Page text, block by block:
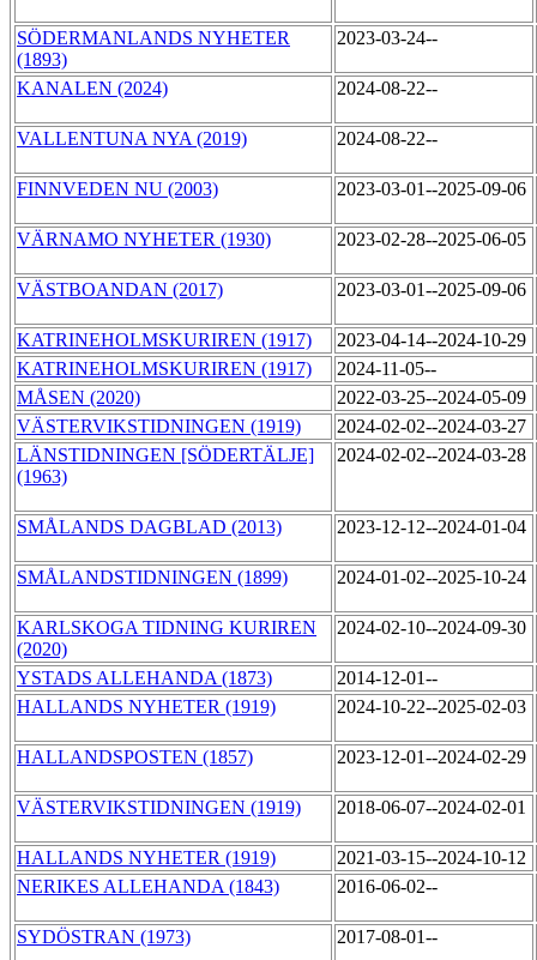
SÖDERMANLANDS NYHETER
(1893)
2023-03-24--
KANALEN (2024) 2024-08-22--
VALLENTUNA NYA (2019) 2024-08-22--
FINNVEDEN NU (2003) 2023-03-01--2025-09-06
VÄRNAMO NYHETER (1930) 2023-02-28--2025-06-05
VÄSTBOANDAN (2017) 2023-03-01--2025-09-06
KATRINEHOLMSKURIREN (1917)
2023-04-14--2024-10-29
KATRINEHOLMSKURIREN (1917)
2024-11-05--
MÅSEN (2020)
2022-03-25--2024-05-09
VÄSTERVIKSTIDNINGEN (1919)
2024-02-02--2024-03-27
LÄNSTIDNINGEN [SÖDERTÄLJE]
(1963)
2024-02-02--2024-03-28
SMÅLANDS DAGBLAD (2013) 2023-12-12--2024-01-04
SMÅLANDSTIDNINGEN (1899) 2024-01-02--2025-10-24
KARLSKOGA TIDNING KURIREN
(2020)
2024-02-10--2024-09-30
YSTADS ALLEHANDA (1873)
2014-12-01--
HALLANDS NYHETER (1919)
2024-10-22--2025-02-03
HALLANDSPOSTEN (1857) 2023-12-01--2024-02-29
VÄSTERVIKSTIDNINGEN (1919) 2018-06-07--2024-02-01
HALLANDS NYHETER (1919)
2021-03-15--2024-10-12
NERIKES ALLEHANDA (1843)
2016-06-02--
SYDÖSTRAN (1973) 2017-08-01--